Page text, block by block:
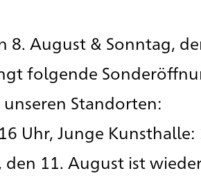
8. August & Sonntag,
folgende
unseren Standorten:
Uhr, Junge Kunsthalle:
den 11. August ist